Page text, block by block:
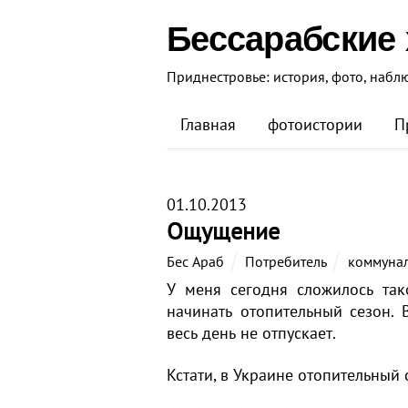
Бессарабские
Приднестровье: история, фото,
Главная фотоистории
01.10.2013
Ощущение
Бес Араб Потребитель
У меня сегодня сложилось
начинать отопительный
весь день не отпускает.
Кстати, в Украине